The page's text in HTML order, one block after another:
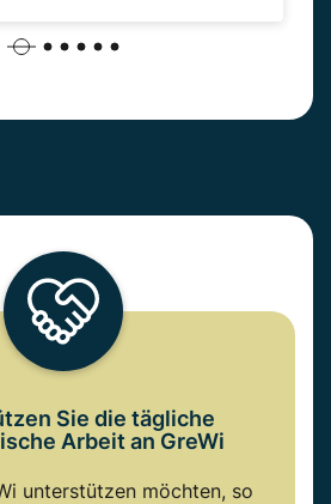
Sie die tägliche
Arbeit an GreWi
unterstützen möchten, so